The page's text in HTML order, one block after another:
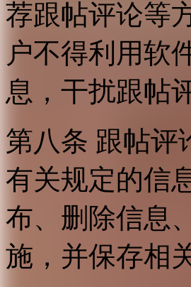
荐跟帖评论等
户不得利用软
息，干扰跟帖
第八条 跟帖评
有关规定的信
布、删除信息
施，并保存相